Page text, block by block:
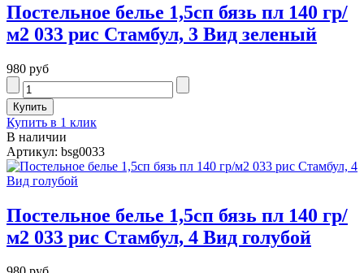
Постельное белье 1,5сп бязь пл 140 гр/
м2 033 рис Стамбул, 3 Вид зеленый
980 руб
Купить в 1 клик
В наличии
Артикул: bsg0033
Постельное белье 1,5сп бязь пл 140 гр/
м2 033 рис Стамбул, 4 Вид голубой